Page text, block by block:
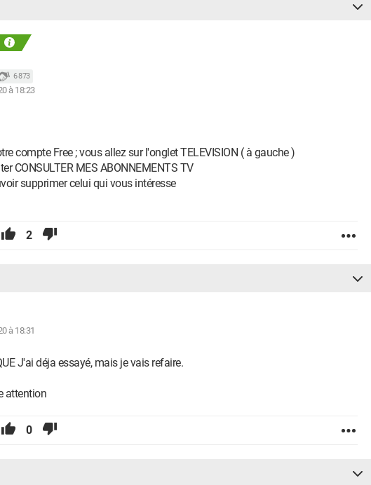
6 873
à 18:23
compte Free ; vous allez sur l'onglet TELEVISION ( à gauche )
CONSULTER MES ABONNEMENTS TV
supprimer celui qui vous intéresse
2
à 18:31
J'ai déja essayé, mais je vais refaire.
attention
0